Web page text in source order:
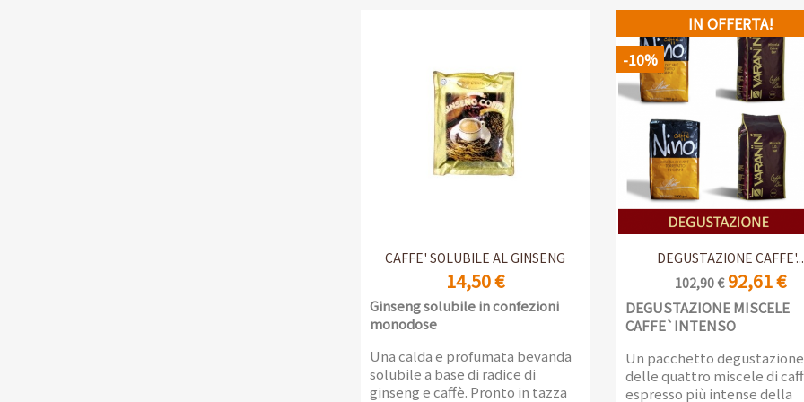
racchiude in se tutta la nostra
esperienza e passione per il
12 confezioni da 1kg con valvola
salva-aroma
gradevole.
Offerta riservata agli
Ho.Re.Ca. -12 confezioni da
con valvola salva-aroma
 Anteprima
CAFFE' SOLUBILE AL GINSENG
14,50 €
Ginseng solubile in confezioni
monodose
Una calda e profumata bevanda
solubile a base di radice di
ginseng e caffè. Pronto in tazza
Anteprima
DEGUSTAZIONE CAFFE'...
102,90 € 92,61 €
DEGUSTAZIONE MISCELE
CAFFE`INTENSO
Un pacchetto degustazione
delle quattro miscele di
espresso più intense della
IN OFFERTA!
-10%